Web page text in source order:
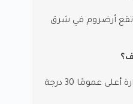
تقع أرضروم في شرق
الصيف حار وجاف، مع درجات حرارة أعلى عمومًا 30 درجة